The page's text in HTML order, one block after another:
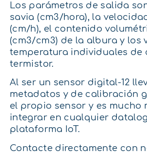
Los parámetros de salida
savia (cm3/hora), la
(cm/h), el contenido
(cm3/cm3) de la albura y los
temperatura individuales de
termistor.
Al ser un sensor digital-12
metadatos y de calibración
el propio sensor y es mucho
integrar en cualquier
plataforma IoT.
Contacte directamente con